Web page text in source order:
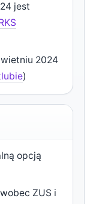
jest
2024
)
opcją
ZUS i